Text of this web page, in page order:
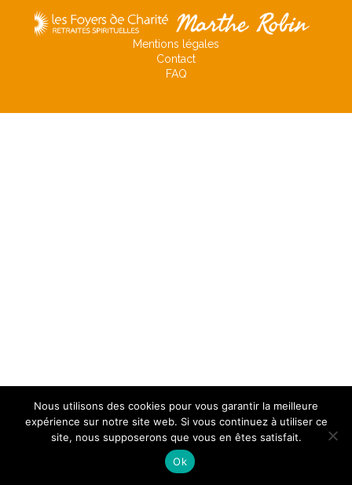
Mentions légales
Contact
FAQ
Nous utilisons des cookies pour vous garantir la meilleure
expérience sur notre site web. Si vous continuez à utiliser ce
site, nous supposerons que vous en êtes satisfait.
Ok